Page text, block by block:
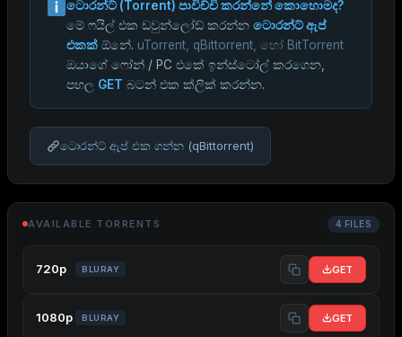
ටොරන්ට් (Torrent) පාවිච්චි කරන්නේ කොහොමද?
මේ ෆයිල් එක ඩවුන්ලෝඩ් කරන්නටොරන්ට් ඇප්
එකක් ඕනේ. uTorrent, qBittorrent, හෝ BitTorrent
ඔයාගේ ෆෝන් / PC එකේ ඉන්ස්ටෝල් කරගෙන,
පහල GET බටන් එක ක්ලික් කරන්න.
ටොරන්ට් ඇප් එක ගන්න (qBittorrent)
AVAILABLE TORRENTS 4 FILES
720p BLURAY GET
1080p BLURAY GET